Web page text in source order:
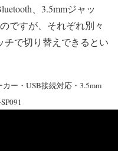
、3.5mmジャッ
ですが、それぞれ別々
で切り替えできるとい
ー・USB接続対応・3.5mm